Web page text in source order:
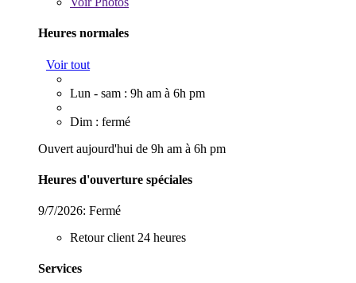
Heures normales
Voir tout
Lun - sam : 9h am à 6h pm
Dim : fermé
Ouvert aujourd'hui de 9h am à 6h pm
Heures d'ouverture spéciales
9/7/2026: Fermé
Retour client 24 heures
Services